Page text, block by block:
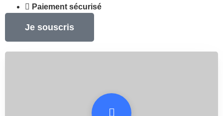
Paiement sécurisé
Je souscris